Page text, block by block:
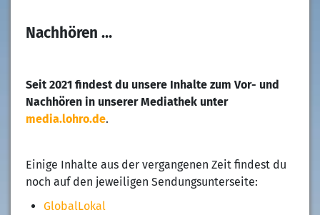
Nachhören …
Seit 2021 findest du unsere Inhalte zum Vor- und
Nachhören in unserer Mediathek unter
media.lohro.de.
Einige Inhalte aus der vergangenen Zeit findest du
noch auf den jeweiligen Sendungsunterseite:
GlobalLokal